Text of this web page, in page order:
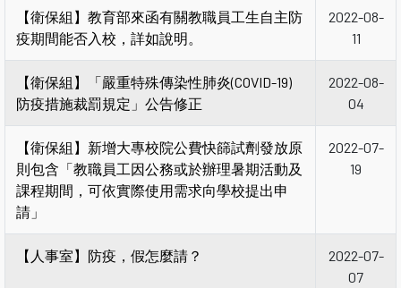
【衛保組】教育部來函有關教職員工生自主防
疫期間能否入校，詳如說明。
2022-08-
11
【衛保組】「嚴重特殊傳染性肺炎(COVID-19)
防疫措施裁罰規定」公告修正
2022-08-
04
【衛保組】新增大專校院公費快篩試劑發放原
則包含「教職員工因公務或於辦理暑期活動及
課程期間，可依實際使用需求向學校提出申
請」
2022-07-
19
【人事室】防疫，假怎麼請？
2022-07-
07